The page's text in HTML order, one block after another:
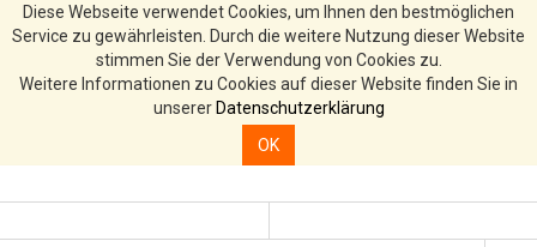
Diese Webseite verwendet Cookies, um Ihnen den bestmöglichen
Service zu gewährleisten. Durch die weitere Nutzung dieser Website
stimmen Sie der Verwendung von Cookies zu.
Weitere Informationen zu Cookies auf dieser Website finden Sie in
unserer Datenschutzerklärung
OK